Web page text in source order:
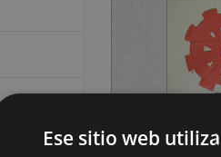
Ese sitio web